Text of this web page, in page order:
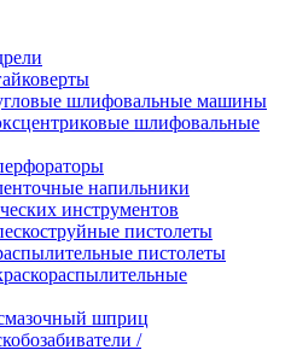
шлифовальные машины
шлифовальные
напильники
инструментов
пистолеты
пистолеты
шприц
/